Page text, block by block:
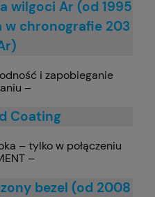
wilgoci Ar (od 1995
w chronografie 203
i zapobieganie
–
Coating
– tylko w połączeniu
–
bezel (od 2008